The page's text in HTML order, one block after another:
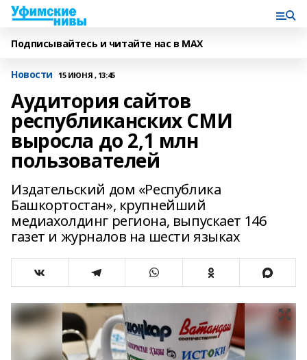
Подписывайтесь и читайте нас в MAX
Новости 15 ИЮНЯ , 13:45
Аудитория сайтов
республиканских СМИ
выросла до 2,1 млн
пользователей
Издательский дом «Республика
Башкортостан», крупнейший
медиахолдинг региона, выпускает 146
газет и журналов на шести языках